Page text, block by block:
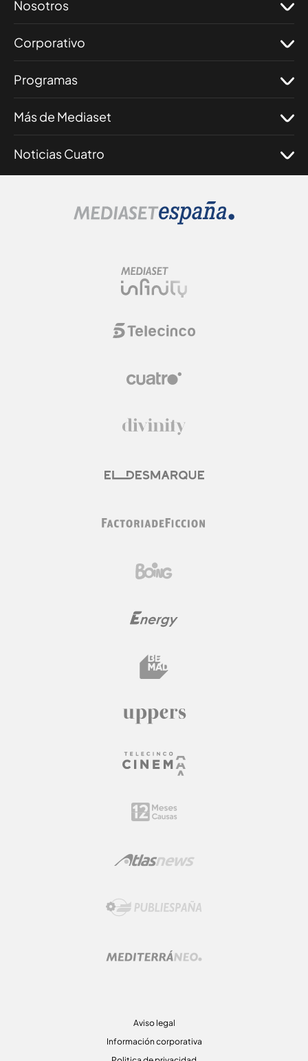
Nosotros
Corporativo
Programas
Más de Mediaset
Noticias Cuatro
Aviso legal
Información corporativa